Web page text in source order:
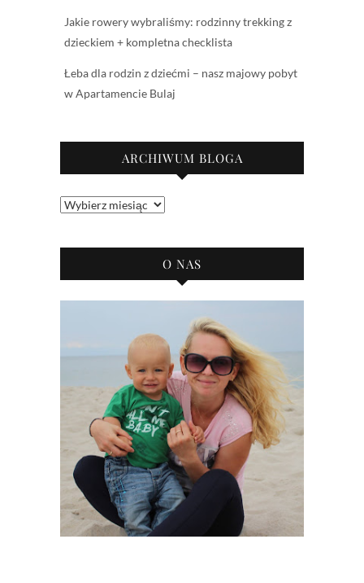
Jakie rowery wybraliśmy: rodzinny trekking z
dzieckiem + kompletna checklista
Łeba dla rodzin z dziećmi – nasz majowy pobyt
w Apartamencie Bulaj
ARCHIWUM BLOGA
Archiwum
O NAS